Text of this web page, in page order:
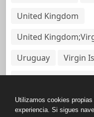
United Kingdom
United
Uruguay
Virgin
Virgin Islands,
Utilizamos cookies
experiencia. Si sigues